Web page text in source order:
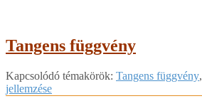
Tangens függvény
2018-
04-
Kapcsolódó témakörök: Tangens függvény,
jellemzése